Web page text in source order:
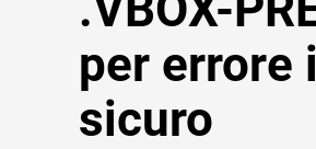
per errore
sicuro